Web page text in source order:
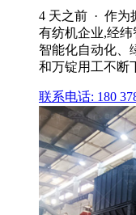
4 天之前 · 作为
有纺机企业,经纬
智能化自动化、
和万锭用工不断
联系电话: 180